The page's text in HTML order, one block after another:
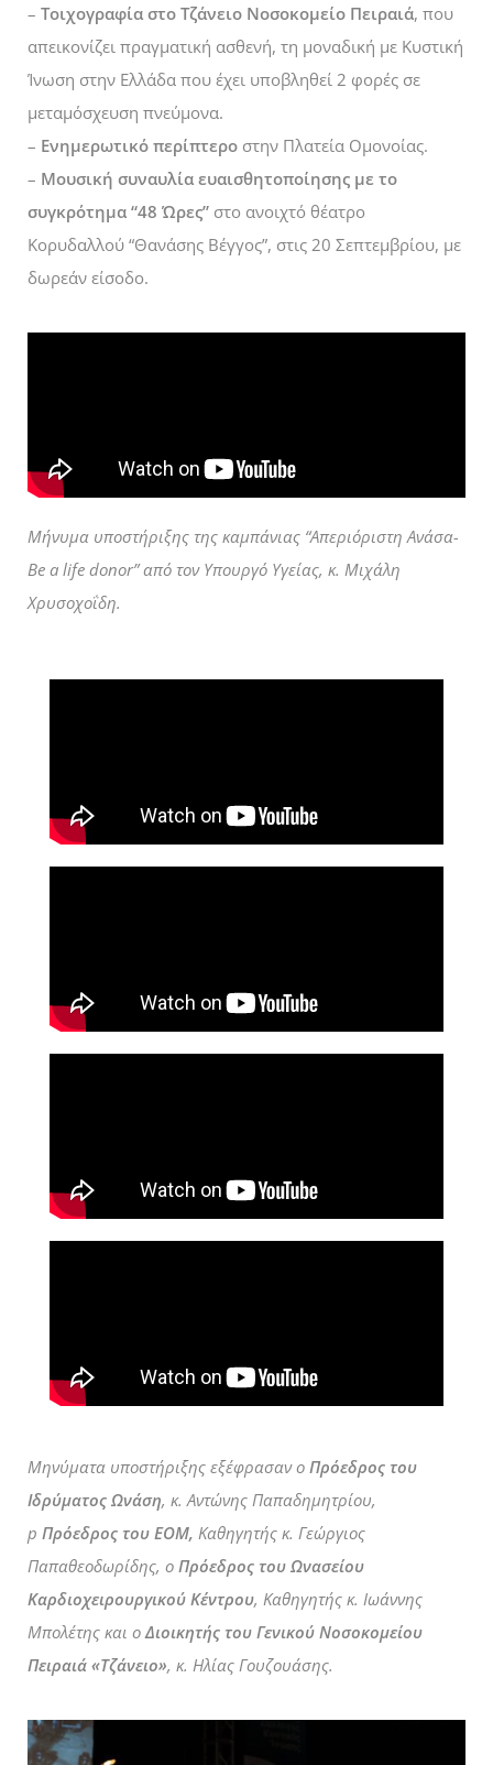
– Τοιχογραφία στο Τζάνειο Νοσοκομείο Πειραιά, που
απεικονίζει πραγματική ασθενή, τη μοναδική με Κυστική
Ίνωση στην Ελλάδα που έχει υποβληθεί 2 φορές σε
μεταμόσχευση πνεύμονα.
– Ενημερωτικό περίπτερο στην Πλατεία Ομονοίας.
– Μουσική συναυλία ευαισθητοποίησης με το
συγκρότημα “48 Ώρες” στο ανοιχτό θέατρο
Κορυδαλλού “Θανάσης Βέγγος”, στις 20 Σεπτεμβρίου, με
δωρεάν είσοδο.
Μήνυμα υποστήριξης της καμπάνιας “Απεριόριστη Ανάσα-
Be a life donor” από τον Υπουργό Υγείας, κ. Μιχάλη
Χρυσοχοΐδη.
Μηνύματα υποστήριξης εξέφρασαν ο Πρόεδρος του
Ιδρύματος Ωνάση, κ. Αντώνης Παπαδημητρίου,
p Πρόεδρος του ΕΟΜ, Καθηγητής κ. Γεώργιος
Παπαθεοδωρίδης, o Πρόεδρος του Ωνασείου
Καρδιοχειρουργικού Κέντρου, Καθηγητής κ. Ιωάννης
Μπολέτης και ο Διοικητής του Γενικού Νοσοκομείου
Πειραιά «Τζάνειο», κ. Ηλίας Γουζουάσης.